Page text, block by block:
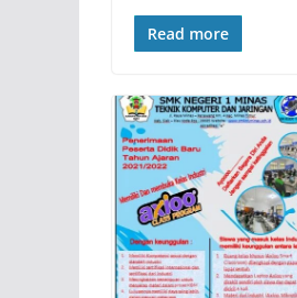
Read more